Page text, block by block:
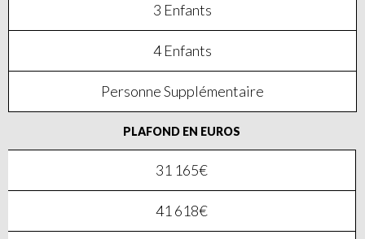
3 Enfants
4 Enfants
Personne Supplémentaire
PLAFOND EN EUROS
31 165€
41 618€